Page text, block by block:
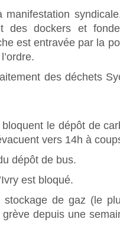
des dockers et
est entra­vée par la
des déchets
le dépôt de
vers 14h à
dépôt de bus.
est bloqué.
de gaz (le
depuis une